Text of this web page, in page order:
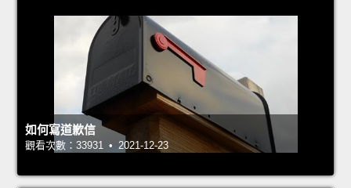
如何寫道歉信
觀看次數：33931 • 2021-12-23